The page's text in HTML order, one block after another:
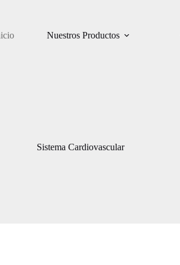
Nuestros Productos
Sistema Cardiovascular